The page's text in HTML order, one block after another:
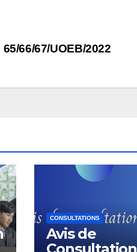
66/67/UOEB/2022
CONSULTATIONS
Avis de